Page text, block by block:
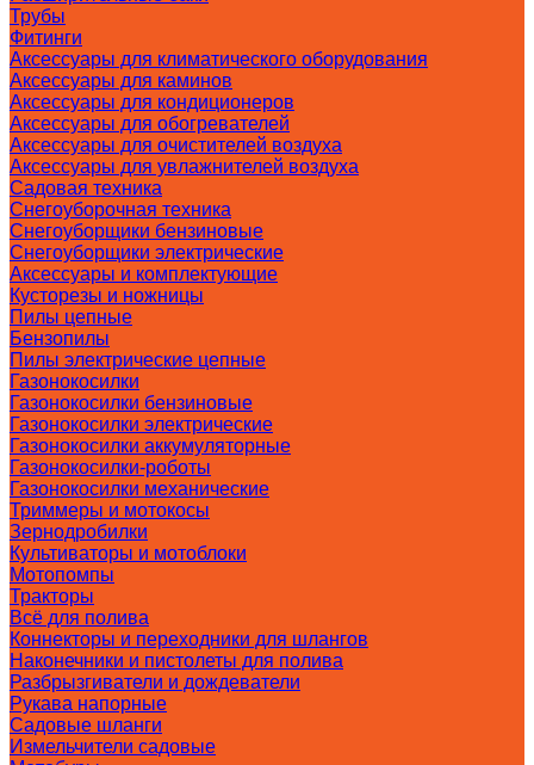
Трубы
Фитинги
Аксессуары для климатического оборудования
Аксессуары для каминов
Аксессуары для кондиционеров
Аксессуары для обогревателей
Аксессуары для очистителей воздуха
Аксессуары для увлажнителей воздуха
Садовая техника
Снегоуборочная техника
Снегоуборщики бензиновые
Снегоуборщики электрические
Аксессуары и комплектующие
Кусторезы и ножницы
Пилы цепные
Бензопилы
Пилы электрические цепные
Газонокосилки
Газонокосилки бензиновые
Газонокосилки электрические
Газонокосилки аккумуляторные
Газонокосилки-роботы
Газонокосилки механические
Триммеры и мотокосы
Зернодробилки
Культиваторы и мотоблоки
Мотопомпы
Тракторы
Всё для полива
Коннекторы и переходники для шлангов
Наконечники и пистолеты для полива
Разбрызгиватели и дождеватели
Рукава напорные
Садовые шланги
Измельчители садовые